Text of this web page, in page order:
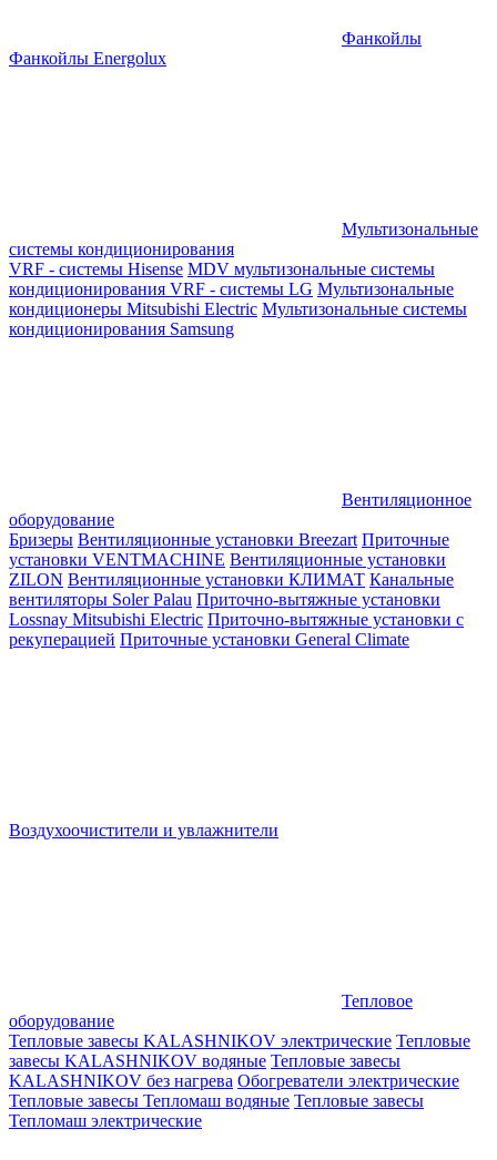
Фанкойлы
Фанкойлы Energolux
Мультизональные
системы кондиционирования
VRF - системы Hisense MDV мультизональные системы
кондиционирования VRF - системы LG Мультизональные
кондиционеры Mitsubishi Electric Мультизональные системы
кондиционирования Samsung
Вентиляционное
оборудование
Бризеры Вентиляционные установки Breezart Приточные
установки VENTMACHINE Вентиляционные установки
ZILON Вентиляционные установки КЛИМАТ Канальные
вентиляторы Soler Palau Приточно-вытяжные установки
Lossnay Mitsubishi Electric Приточно-вытяжные установки с
рекуперацией Приточные установки General Climate
Воздухоочистители и увлажнители
Тепловое
оборудование
Тепловые завесы KALASHNIKOV электрические Тепловые
завесы KALASHNIKOV водяные Тепловые завесы
KALASHNIKOV без нагрева Обогреватели электрические
Тепловые завесы Тепломаш водяные Тепловые завесы
Тепломаш электрические